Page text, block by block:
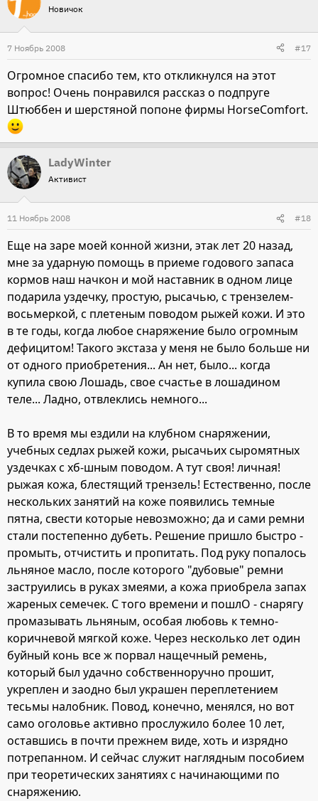
Новичок
7 Ноябрь 2008 #17
Огромное спасибо тем, кто откликнулся на этот
вопрос! Очень понравился рассказ о подпруге
Штюббен и шерстяной попоне фирмы HorseComfort.
LadyWinter
Активист
11 Ноябрь 2008 #18
Еще на заре моей конной жизни, этак лет 20 назад,
мне за ударную помощь в приеме годового запаса
кормов наш начкон и мой наставник в одном лице
подарила уздечку, простую, рысачью, с трензелем-
восьмеркой, с плетеным поводом рыжей кожи. И это
в те годы, когда любое снаряжение было огромным
дефицитом! Такого экстаза у меня не было больше ни
от одного приобретения... Ан нет, было... когда
купила свою Лошадь, свое счастье в лошадином
теле... Ладно, отвлеклись немного...
В то время мы ездили на клубном снаряжении,
учебных седлах рыжей кожи, рысачьих сыромятных
уздечках с хб-шным поводом. А тут своя! личная!
рыжая кожа, блестящий трензель! Естественно, после
нескольких занятий на коже появились темные
пятна, свести которые невозможно; да и сами ремни
стали постепенно дубеть. Решение пришло быстро -
промыть, отчистить и пропитать. Под руку попалось
льняное масло, после которого "дубовые" ремни
заструились в руках змеями, а кожа приобрела запах
жареных семечек. С того времени и пошлО - снарягу
промазывать льняным, особая любовь к темно-
коричневой мягкой коже. Через несколько лет один
буйный конь все ж порвал нащечный ремень,
который был удачно собственноручно прошит,
укреплен и заодно был украшен переплетением
тесьмы налобник. Повод, конечно, менялся, но вот
само оголовье активно прослужило более 10 лет,
оставшись в почти прежнем виде, хоть и изрядно
потрепанном. И сейчас служит наглядным пособием
при теоретических занятиях с начинающими по
снаряжению.